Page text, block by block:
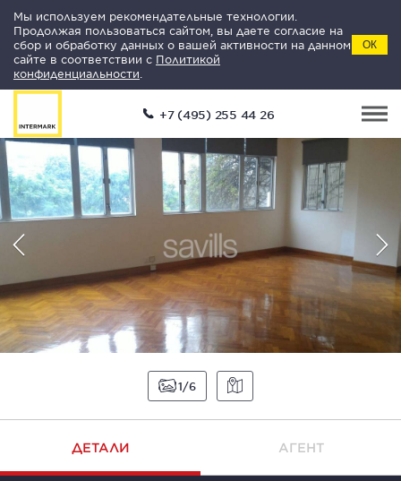
Мы используем рекомендательные технологии.
Продолжая пользоваться сайтом, вы даете согласие на
сбор и обработку данных о вашей активности на данном
сайте в соответствии с Политикой
конфиденциальности
ОК
+7 (495) 255 44 26
1 6
ДЕТАЛИ АГЕНТ